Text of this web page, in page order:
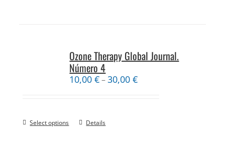
Ozone Therapy Global Journal.
Número 4
10,00€–30,00€
Select options Details